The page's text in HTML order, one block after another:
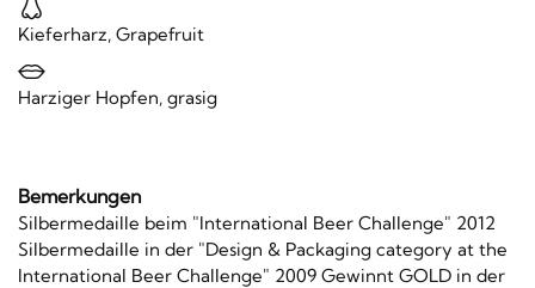
Kieferharz, Grapefruit
Harziger Hopfen, grasig
Bemerkungen
Silbermedaille beim "International Beer Challenge" 2012
Silbermedaille in der "Design & Packaging category at the
International Beer Challenge" 2009 Gewinnt GOLD in der